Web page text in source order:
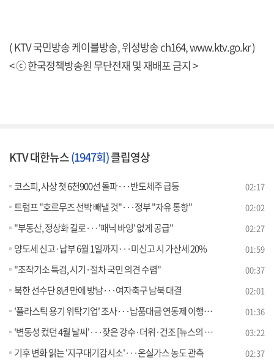
( KTV 국민방송 케이블방송, 위성방송 ch164,www.ktv.go.kr)
< ⓒ 한국정책방송원 무단전재 및 재배포 금지 >
KTV 대한뉴스(1947회)클립영상
코스피, 사상 첫 6천900선 돌파···반도체주 급등 02:17
트럼프 "호르무즈 선박 빼낼 것"···정부 "자유 통항" 02:02
"부동산, 정상화 길로···'패닉 바잉' 없게 공급" 02:27
양도세 신고·납부 6월 1일까지···미신고 시 가산세 20% 01:59
"조작기소 특검, 시기·절차 국민 의견 수렴" 00:37
북한 선수단 8년 만에 방남···여자축구 남북 대결 02:01
'플라스틱 용기 위탁기업' 조사···납품대금 연동제 이행 점검 01:36
'변동성 컸던 4월 날씨'···잦은 강수·더위·건조 [뉴스의 맥] 03:22
기후 변화 읽는 '지구대기감시소'···온실가스 농도 관측 02:37